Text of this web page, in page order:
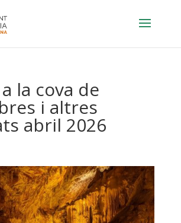
la cova de
i altres
abril 2026